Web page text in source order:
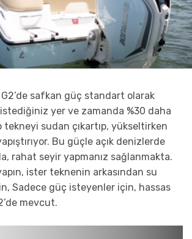
safkan güç standart olarak
yer ve zamanda %30 daha
sudan çıkartıp, yükseltirken
Bu güçle açık denizlerde
rahat seyir yapmanız sağlanmakta.
ister teknenin arkasından su
Sadece güç isteyenler için, hassas
mevcut.